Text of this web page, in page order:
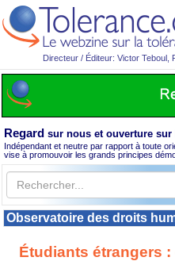
Directeur / Éditeur: Victor Teboul,
Regard sur nous et ouverture sur
Indépendant et neutre par rapport à toute
vise à promouvoir les grands principes
Observatoire des droits
Étudiants étrangers